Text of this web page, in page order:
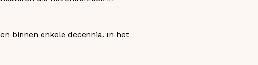
binnen enkele decennia. In het